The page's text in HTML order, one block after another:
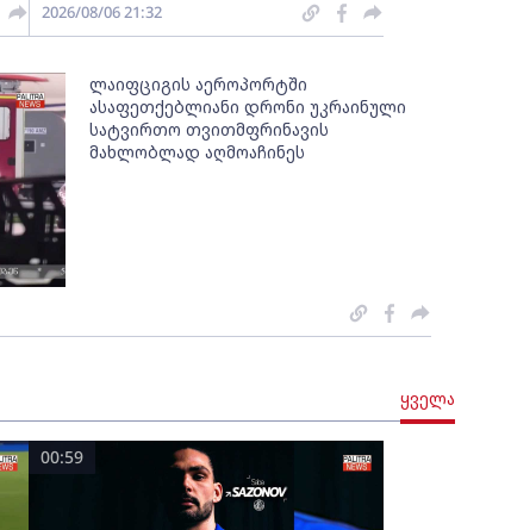
ყველა
00:59
2026/08/06 21:32
ლაიფციგის აეროპორტში
ასაფეთქებლიანი დრონი უკრაინული
სატვირთო თვითმფრინავის
მახლობლად აღმოაჩინეს